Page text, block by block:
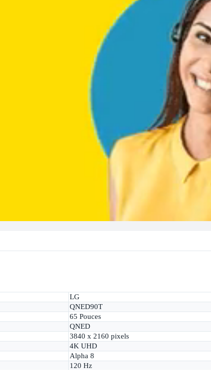
LG
QNED90T
65 Pouces
QNED
3840 x 2160 pixels
4K UHD
Alpha 8
120 Hz